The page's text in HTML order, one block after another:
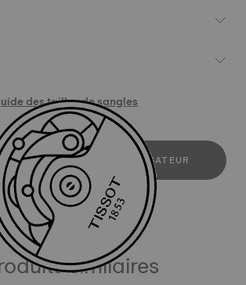
des tailles de sangles
LE MANUEL DE L'UTILISATEUR
similaires